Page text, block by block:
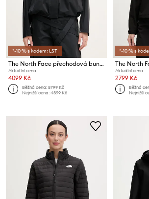
*-10 % s kódem: LST
The North Face přechodová bunda dámská VOYAGE RAIN 3L
Aktuální cena:
4099 Kč
Běžná cena:5799 Kč
Nejnižší cena:4399 Kč
*-10 % s
Aktuální cena:
2799 Kč
Běžná
Nejnižší